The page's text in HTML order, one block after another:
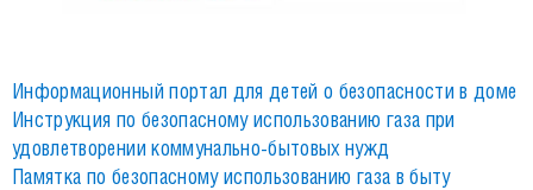
Информационный портал для детей о безопасности в доме
Инструкция по безопасному использованию газа при
удовлетворении коммунально-бытовых нужд
Памятка по безопасному использованию газа в быту